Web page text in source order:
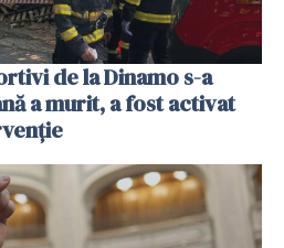
de la Dinamo s-a
a murit, a fost activat